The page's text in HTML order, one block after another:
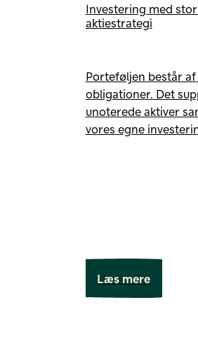
Investering med
aktiestrategi
Porteføljen består
obligationer. Det
unoterede aktiver
vores egne
Læs mere